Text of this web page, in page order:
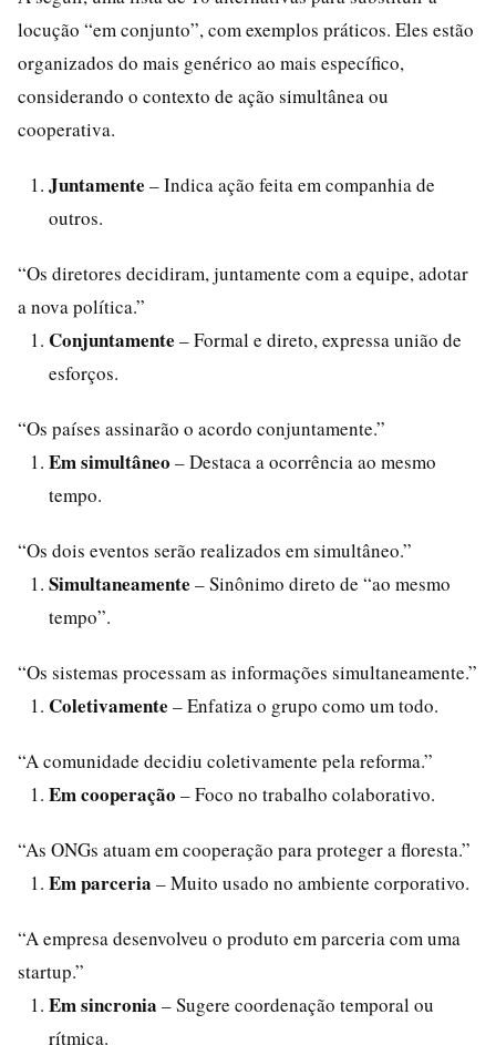
locução “em conjunto”, com exemplos práticos. Eles estão
organizados do mais genérico ao mais específico,
considerando o contexto de ação simultânea ou
cooperativa.
Juntamente – Indica ação feita em companhia de
outros.
“Os diretores decidiram, juntamente com a equipe, adotar
a nova política.”
Conjuntamente – Formal e direto, expressa união de
esforços.
“Os países assinarão o acordo conjuntamente.”
Em simultâneo – Destaca a ocorrência ao mesmo
tempo.
“Os dois eventos serão realizados em simultâneo.”
Simultaneamente – Sinônimo direto de “ao mesmo
tempo”.
“Os sistemas processam as informações simultaneamente.”
Coletivamente – Enfatiza o grupo como um todo.
“A comunidade decidiu coletivamente pela reforma.”
Em cooperação – Foco no trabalho colaborativo.
“As ONGs atuam em cooperação para proteger a floresta.”
Em parceria – Muito usado no ambiente corporativo.
“A empresa desenvolveu o produto em parceria com uma
startup.”
Em sincronia – Sugere coordenação temporal ou
rítmica.